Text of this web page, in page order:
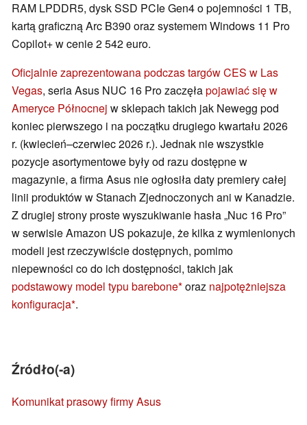
RAM LPDDR5, dysk SSD PCIe Gen4 o pojemności 1 TB,
kartą graficzną Arc B390 oraz systemem Windows 11 Pro
Copilot+ w cenie 2 542 euro.
Oficjalnie zaprezentowana podczas targów CES w Las
Vegas, seria Asus NUC 16 Pro zaczęłapojawiać się w
Ameryce Północnej w sklepach takich jak Newegg pod
koniec pierwszego i na początku drugiego kwartału 2026
r. (kwiecień–czerwiec 2026 r.). Jednak nie wszystkie
pozycje asortymentowe były od razu dostępne w
magazynie, a firma Asus nie ogłosiła daty premiery całej
linii produktów w Stanach Zjednoczonych ani w Kanadzie.
Z drugiej strony proste wyszukiwanie hasła „Nuc 16 Pro”
w serwisie Amazon US pokazuje, że kilka z wymienionych
modeli jest rzeczywiście dostępnych, pomimo
niepewności co do ich dostępności, takich jak
podstawowy model typu barebone oraz najpotężniejsza
konfiguracja .
Źródło(-a)
Komunikat prasowy firmy Asus